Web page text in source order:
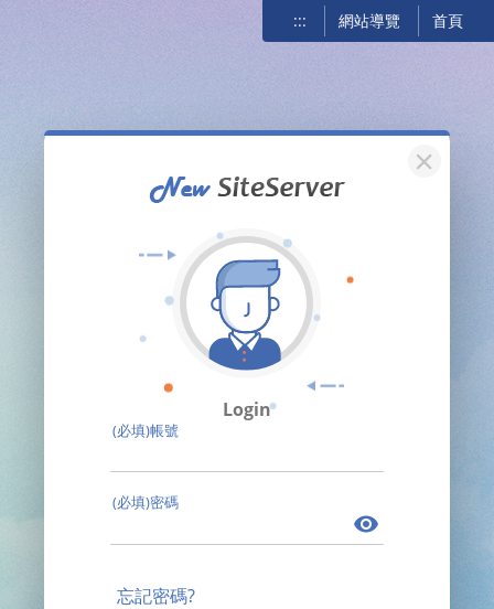
::: 網站導覽 首頁
關閉
Login
(必填)帳號
(必填)密碼
忘記密碼?